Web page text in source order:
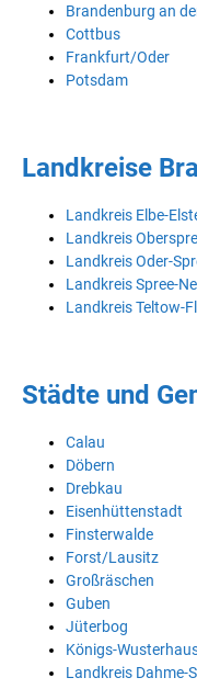
Brandenburg an
Cottbus
Frankfurt/Oder
Potsdam
Landkreise
Landkreis Elbe-
Landkreis
Landkreis Oder-
Landkreis Spree-
Landkreis Teltow-
Städte und
Calau
Döbern
Drebkau
Eisenhüttenstadt
Finsterwalde
Forst/Lausitz
Großräschen
Guben
Jüterbog
Königs-
Landkreis Dahme-